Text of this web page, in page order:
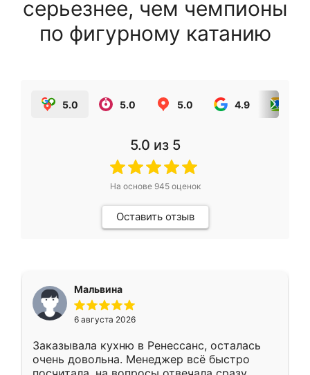
серьезнее, чем чемпионы
по фигурному катанию
5.0 5.0 5.0 4.9
5.0 из 5
На основе 945оценок
Оставить отзыв
Мальвина
6 августа 2026
Заказывала кухню в Ренессанс, осталась
очень довольна. Менеджер всё быстро